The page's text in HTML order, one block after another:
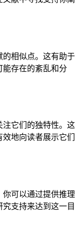
的相似点。这有助于
存在的紊乱和分
注它们的独特性。这
地向读者展示它们
可以通过提供推理
支持来达到这一目